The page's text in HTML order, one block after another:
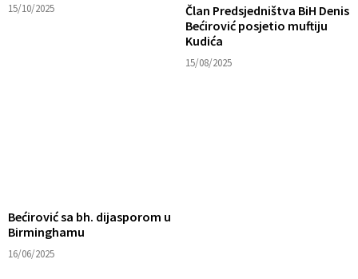
15/10/2025
Član Predsjedništva BiH Denis
Bećirović posjetio muftiju
Kudića
15/08/2025
Bećirović sa bh. dijasporom u
Birminghamu
16/06/2025